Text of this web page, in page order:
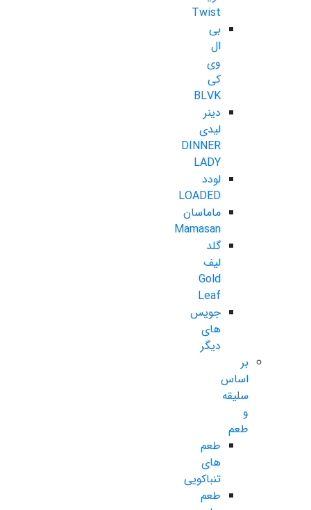
Twist
بی
ال
وی
کی
BLVK
دینر
لیدی
DINNER
LADY
لودد
LOADED
ماماسان
Mamasan
گلد
لیف
Gold
Leaf
جویس
های
دیگر
بر
اساس
سلیقه
و
طعم
طعم
های
تنباکویی
طعم